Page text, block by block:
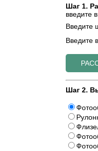
Шаг 1.
введите
Введите
Введите
Шаг 2.